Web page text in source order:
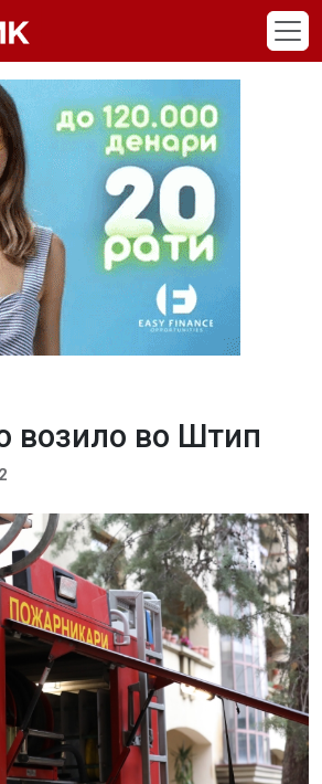
возило во Штип